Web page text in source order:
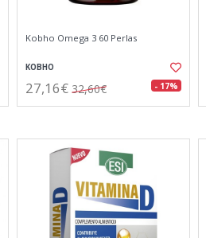
Kobho Omega 3 60 Perlas
KOBHO
27,16€ 32,60€ - 17%